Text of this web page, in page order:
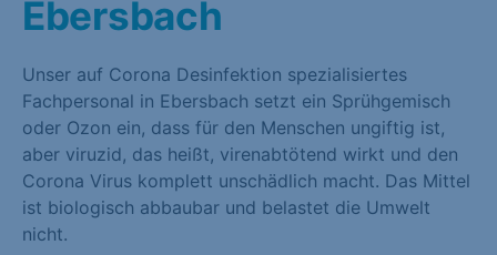
Ebersbach
Unser auf Corona Desinfektion spezialisiertes
Fachpersonal in Ebersbach setzt ein Sprühgemisch
oder Ozon ein, dass für den Menschen ungiftig ist,
aber viruzid, das heißt, virenabtötend wirkt und den
Corona Virus komplett unschädlich macht. Das Mittel
ist biologisch abbaubar und belastet die Umwelt
nicht.